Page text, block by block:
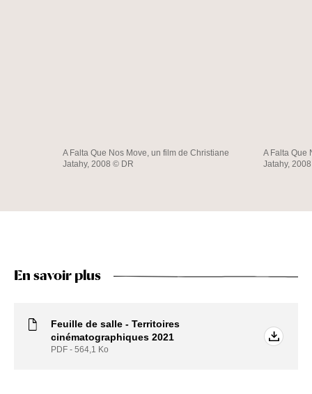
A Falta Que Nos Move, un film de Christiane
Jatahy, 2008 © DR
A Falta Que
Jatahy,
En savoir plus
Feuille de salle - Territoires
cinématographiques 2021
PDF - 564,1 Ko